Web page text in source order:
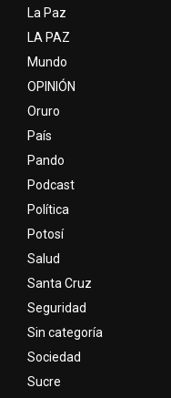
La Paz
LA PAZ
Mundo
OPINIÓN
Oruro
País
Pando
Podcast
Política
Potosí
Salud
Santa Cruz
Seguridad
Sin categoría
Sociedad
Sucre